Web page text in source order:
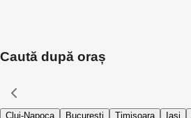
Caută după oraș
Cluj-Napoca București Timișoara Iași